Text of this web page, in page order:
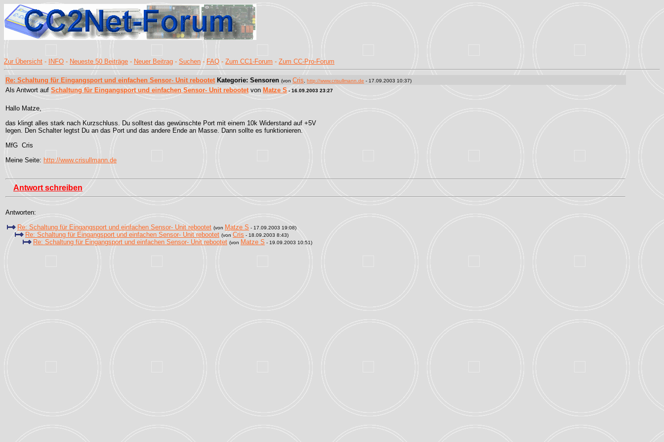
Zur Übersicht - INFO - Neueste 50 Beiträge - Neuer Beitrag - Suchen - FAQ - Zum CC1-Forum - Zum CC-Pro-Forum
Re: Schaltung für Eingangsport und einfachen Sensor- Unit rebootetKategorie: Sensoren (von Cris http://www.crisullmann.de - 17.09.2003 10:37)
Als Antwort auf Schaltung für Eingangsport und einfachen Sensor- Unit rebootetvon Matze S - 16.09.2003 23:27
Hallo Matze,
das klingt alles stark nach Kurzschluss. Du solltest das gewünschte Port mit einem 10k Widerstand auf +5V
legen. Den Schalter legtst Du an das Port und das andere Ende an Masse. Dann sollte es funktionieren.
MfG Cris
Meine Seite: http://www.crisullmann.de
Antwort schreiben
Antworten:
Re: Schaltung für Eingangsport und einfachen Sensor- Unit rebootet (von Matze S - 17.09.2003 19:08)
Re: Schaltung für Eingangsport und einfachen Sensor- Unit rebootet (von Cris - 18.09.2003 8:43)
Re: Schaltung für Eingangsport und einfachen Sensor- Unit rebootet (von Matze S - 19.09.2003 10:51)